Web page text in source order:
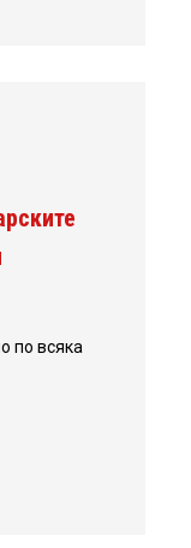
по всяка